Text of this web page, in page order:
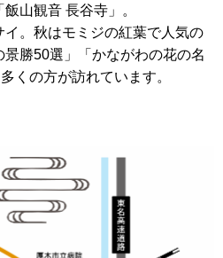
山観音 長谷寺」。
。秋はモミジの紅葉で人気の
勝50選」「かながわの花の名
くの方が訪れています。